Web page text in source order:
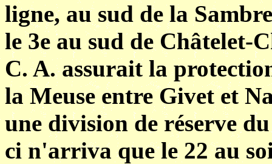
ligne, au sud de la
le 3e au sud de Châtelet-
C. A. assurait la
la Meuse entre Givet et
une division de réserve
ci n'arriva que le 22 au